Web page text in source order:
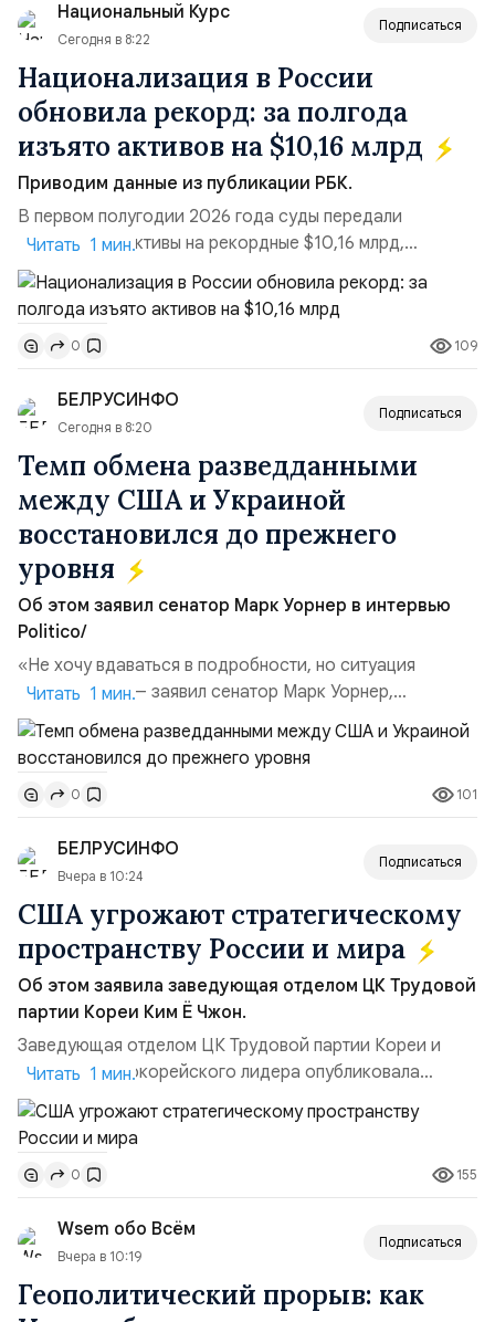
российские платформы.Что из этого бье...
Национальный Курс
Сегодня в 8:22
Подписаться
Национализация в России
обновила рекорд: за полгода
изъято активов на $10,16 млрд
Приводим данные из публикации РБК.
В первом полугодии 2026 года суды передали
государству активы на рекордные $10,16 млрд,
подсчитали аналитики AK&M. Это в 2,5 раза больше,
чем за аналогичный период 2025 года ($3,95 млрд).
Всего зафиксировано 15 национализационных
транзакций, которые обеспечили 42,2% денежного
объёма всего российского рынка слияний и
поглощений. Крупнейшей ...
Читать 1 мин.
0 109
БЕЛРУСИНФО
Сегодня в 8:20
Подписаться
Темп обмена разведданными
между США и Украиной
восстановился до прежнего
уровня
Об этом заявил сенатор Марк Уорнер в интервью
Politico/
«Не хочу вдаваться в подробности, но ситуация
улучшилась», — заявил сенатор Марк Уорнер,
высокопоставленный член комитета по разведке,
добавив, что использование Украиной беспилотников и
ракет большой дальности позволило ей наносить
удары вглубь российской территории и укрепило её
позиции.Сотрудничество со стороны США стало
ключом к позитивному пов...
Читать 1 мин.
0 101
БЕЛРУСИНФО
Вчера в 10:24
Подписаться
США угрожают стратегическому
пространству России и мира
Об этом заявила заведующая отделом ЦК Трудовой
партии Кореи Ким Ё Чжон.
Заведующая отделом ЦК Трудовой партии Кореи и
сестра северокорейского лидера опубликовала
заявление для прессы в ответ на проведение Токио
совместных с флотом США запусков крылатых ракет
Томагавк.«Япония отбросила обманчивую видимость
„исключительно оборонительной страны“ и выносит
вопрос о собственном ядерном вооружении на
всеобщее обозрение, одновреме...
Читать 1 мин.
0 155
Wsem обо Всём
Вчера в 10:19
Подписаться
Геополитический прорыв: как